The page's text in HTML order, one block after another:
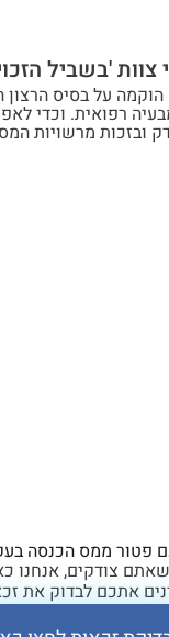
הזכויות'
בסיס הרצון הבלתי
וכדי לאפשר
המס
הכנסה בעקבות
אנחנו כאן
לבדוק את זכאותכם
התחייבות.